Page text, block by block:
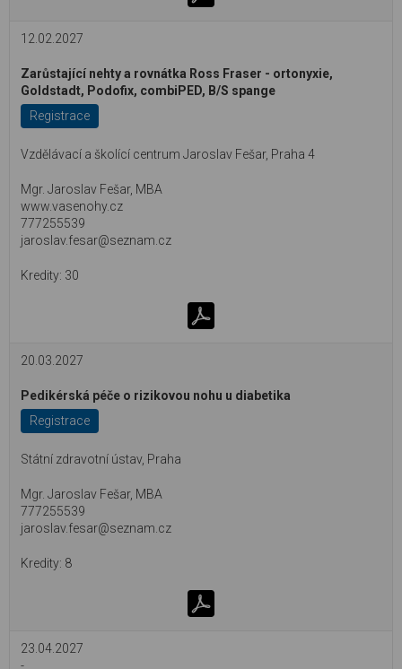
12.02.2027
Zarůstající nehty a rovnátka Ross Fraser - ortonyxie,
Goldstadt, Podofix, combiPED, B/S spange
Registrace
Vzdělávací a školící centrum Jaroslav Fešar, Praha 4
Mgr. Jaroslav Fešar, MBA
www.vasenohy.cz
777255539
jaroslav.fesar@seznam.cz
30
20.03.2027
Pedikérská péče o rizikovou nohu u diabetika
Registrace
Státní zdravotní ústav, Praha
Mgr. Jaroslav Fešar, MBA
777255539
jaroslav.fesar@seznam.cz
8
23.04.2027
-